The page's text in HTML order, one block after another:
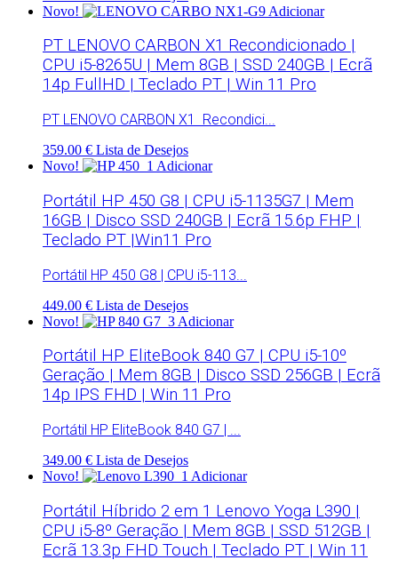
Novo!
Adicionar
PT LENOVO CARBON X1 Recondicionado |
CPU i5-8265U | Mem 8GB | SSD 240GB | Ecrã
14p FullHD | Teclado PT | Win 11 Pro
PT LENOVO CARBON X1 Recondici...
359.00 € Lista de Desejos
Novo!
Adicionar
Portátil HP 450 G8 | CPU i5-1135G7 | Mem
16GB | Disco SSD 240GB | Ecrã 15.6p FHP |
Teclado PT |Win11 Pro
Portátil HP 450 G8 | CPU i5-113...
449.00 € Lista de Desejos
Novo!
Adicionar
Portátil HP EliteBook 840 G7 | CPU i5-10º
Geração | Mem 8GB | Disco SSD 256GB | Ecrã
14p IPS FHD | Win 11 Pro
Portátil HP EliteBook 840 G7 | ...
349.00 € Lista de Desejos
Novo!
Adicionar
Portátil Híbrido 2 em 1 Lenovo Yoga L390 |
CPU i5-8º Geração | Mem 8GB | SSD 512GB |
Ecrã 13.3p FHD Touch | Teclado PT | Win 11